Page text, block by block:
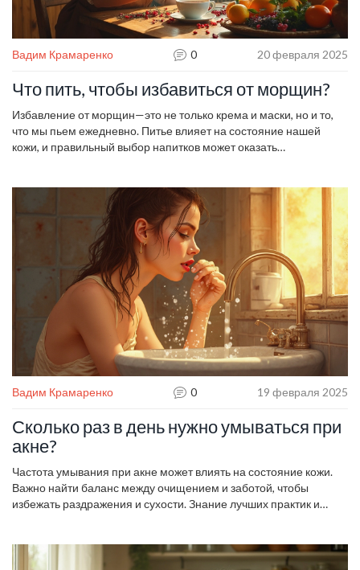
Вадим Крамаренко 0 20 февраля 2025
Что пить, чтобы избавиться от морщин?
Избавление от морщин—это не только крема и маски, но и то,
что мы пьем ежедневно. Питье влияет на состояние нашей
кожи, и правильный выбор напитков может оказать
поддерживать гидратацию изнутри и какие ингредиенты стоит
Вадим Крамаренко 0 19 февраля 2025
Сколько раз в день нужно умываться при
акне?
Частота умывания при акне может влиять на состояние кожи.
Важно найти баланс между очищением и заботой, чтобы
избежать раздражения и сухости. Знание лучших практик и
уходу, чтобы иметь более здоровую кожу.